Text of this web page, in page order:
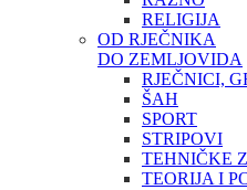
RELIGIJA
OD RJEČNIKA
DO ZEMLJOVIDA
RJEČNICI,
ŠAH
SPORT
STRIPOVI
TEHNIČKE
TEORIJA I